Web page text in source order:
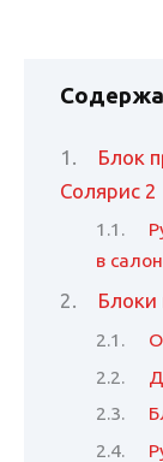
Блок
Солярис 2
в
Блоки